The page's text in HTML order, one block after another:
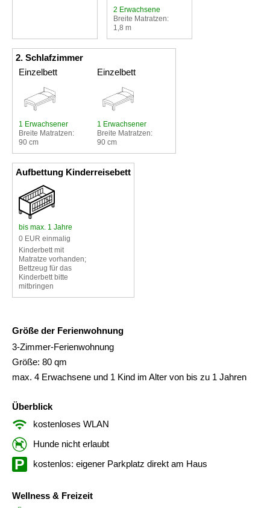
2 Erwachsene
Breite Matratzen:
1,8 m
2. Schlafzimmer
Einzelbett
1 Erwachsener
Breite Matratzen:
90 cm
Einzelbett
1 Erwachsener
Breite Matratzen:
90 cm
Aufbettung Kinderreisebett
bis max. 1 Jahre
0 EUR einmalig
Kinderbett mit
Matratze vorhanden;
Bettzeug für das
Kinderbett bitte
mitbringen
Größe der Ferienwohnung
3-Zimmer-Ferienwohnung
Größe: 80 qm
max. 4 Erwachsene und 1 Kind im Alter von bis zu 1 Jahren
Überblick
kostenloses WLAN
Hunde nicht erlaubt
kostenlos: eigener Parkplatz direkt am Haus
Wellness & Freizeit